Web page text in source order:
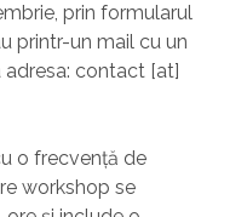
prin formularul
printr-un mail cu un
adresa: contact [at]
o frecvență de
workshop se